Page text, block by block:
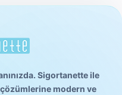
Sigortanette ile
modern ve